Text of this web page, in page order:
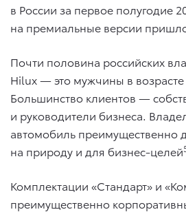
в России за первое полугодие
на премиальные версии
Почти половина российских
Hilux — это мужчины в возрасте
Большинство клиентов —
и руководители бизнеса.
автомобиль преимущественно
на природу и для бизнес-целей
Комплектации «Стандарт» и
преимущественно